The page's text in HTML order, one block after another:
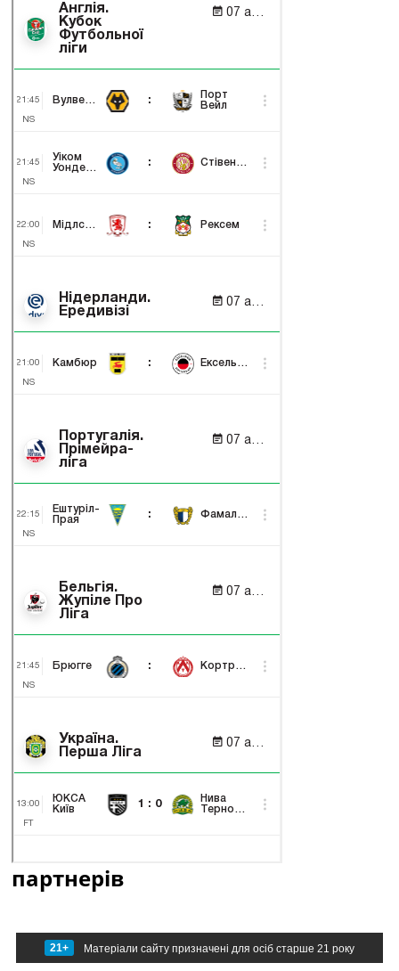
партнерів
21+ Матеріали сайту призначені для осіб старше 21 року